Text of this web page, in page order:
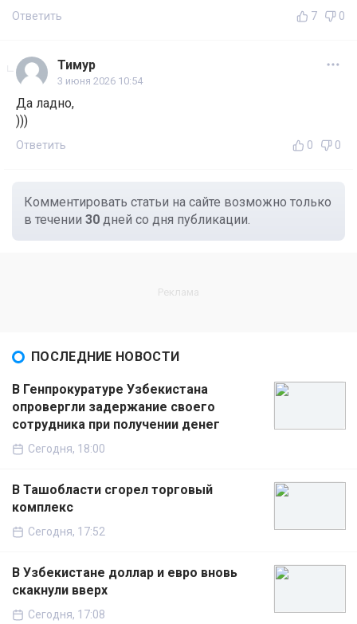
Ответить 7 0
Тимур
3 июня 2026 10:54
Да ладно,
)))
Ответить 0 0
Комментировать статьи на сайте возможно только
в течении 30 дней со дня публикации.
ПОСЛЕДНИЕ НОВОСТИ
В Генпрокуратуре Узбекистана
опровергли задержание своего
сотрудника при получении денег
Сегодня, 18:00
В Ташобласти сгорел торговый
комплекс
Сегодня, 17:52
В Узбекистане доллар и евро вновь
скакнули вверх
Сегодня, 17:08